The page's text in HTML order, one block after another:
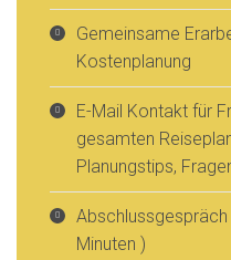
Gemeinsame
Kostenplanung
E-Mail Kontakt für
gesamten
Planungstips,
Minuten )